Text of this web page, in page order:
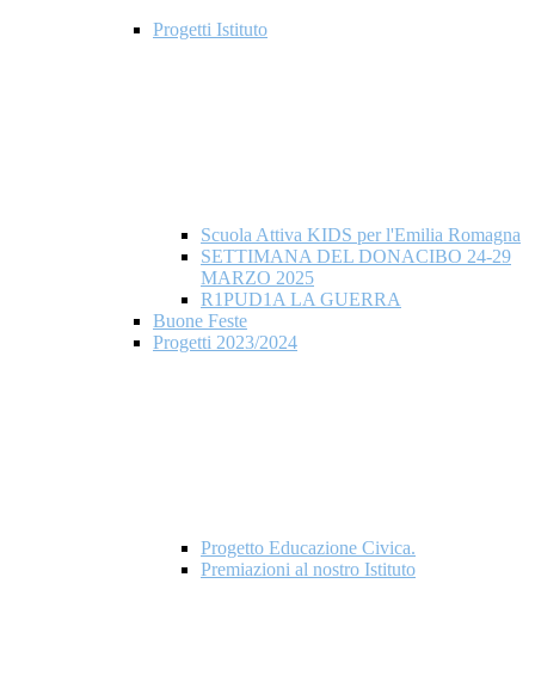
Progetti Istituto
Scuola Attiva KIDS per l'Emilia Romagna
SETTIMANA DEL DONACIBO 24-29
MARZO 2025
R1PUD1A LA GUERRA
Buone Feste
Progetti 2023/2024
Progetto Educazione Civica.
Premiazioni al nostro Istituto